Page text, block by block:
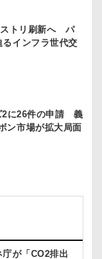
ストリ刷新へ パ
るインフラ世代交
2に26件の申請 義
ン市場が拡大局面
が「CO2排出